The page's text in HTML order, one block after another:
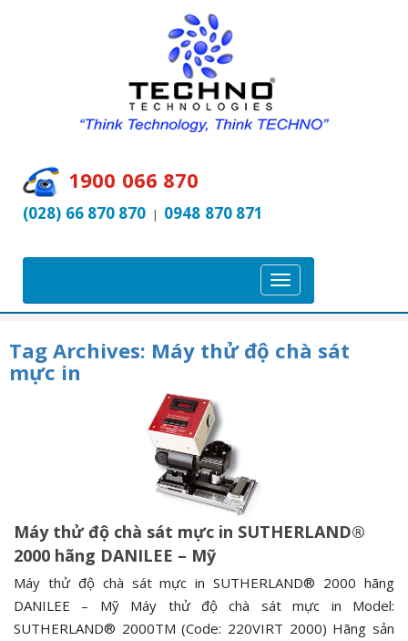
1900 066 870
(028) 66 870 870 | 0948 870 871
T
o
g
a
i
o
n
Tag Archives: Máy thử độ chà sát
mực in
Máy thử độ chà sát mực in SUTHERLAND®
2000 hãng DANILEE – Mỹ
Máy thử độ chà sát mực in SUTHERLAND® 2000 hãng
DANILEE – Mỹ Máy thử độ chà sát mực in Model:
SUTHERLAND® 2000TM (Code: 220VIRT 2000) Hãng sản